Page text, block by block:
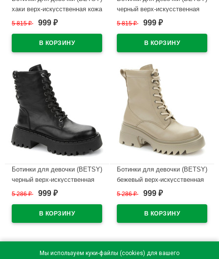
Мы используем куки-файлы (cookies) для вашего
хаки верх-искусственная кожа
подкладка - байка артикул
5 815₽ 999 ₽
черный верх-искусственная
кожа подкладка - байка
5 815₽ 999 ₽
Ботинки для девочки (BETSY)
черный верх-искусственная
кожа подкладка - байка
5 286₽ 999 ₽
Ботинки для девочки (BETSY)
бежевый верх-искусственная
кожа подкладка - байка
5 286₽ 999 ₽